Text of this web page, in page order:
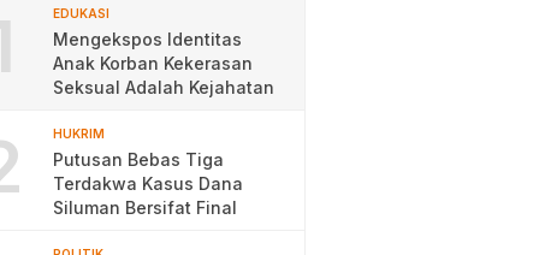
EDUKASI
Mengekspos Identitas
Anak Korban Kekerasan
Seksual Adalah Kejahatan
HUKRIM
Putusan Bebas Tiga
Terdakwa Kasus Dana
Siluman Bersifat Final